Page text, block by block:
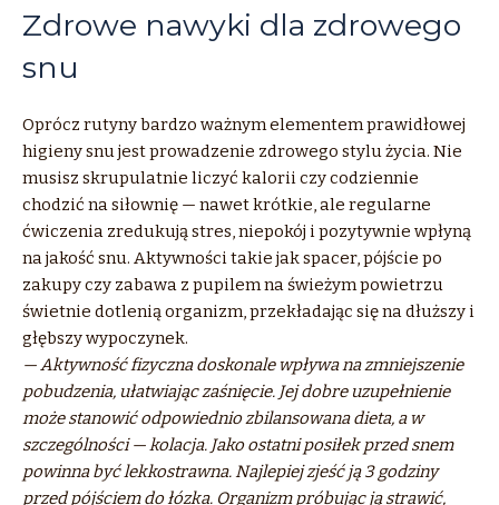
Zdrowe nawyki dla zdrowego
snu
Oprócz rutyny bardzo ważnym elementem prawidłowej
higieny snu jest prowadzenie zdrowego stylu życia. Nie
musisz skrupulatnie liczyć kalorii czy codziennie
chodzić na siłownię — nawet krótkie, ale regularne
ćwiczenia zredukują stres, niepokój i pozytywnie wpłyną
na jakość snu. Aktywności takie jak spacer, pójście po
zakupy czy zabawa z pupilem na świeżym powietrzu
świetnie dotlenią organizm, przekładając się na dłuższy i
głębszy wypoczynek.
— Aktywność fizyczna doskonale wpływa na zmniejszenie
pobudzenia, ułatwiając zaśnięcie. Jej dobre uzupełnienie
może stanowić odpowiednio zbilansowana dieta, a w
szczególności — kolacja. Jako ostatni posiłek przed snem
powinna być lekkostrawna. Najlepiej zjeść ją 3 godziny
przed pójściem do łózka. Organizm próbując ją strawić,